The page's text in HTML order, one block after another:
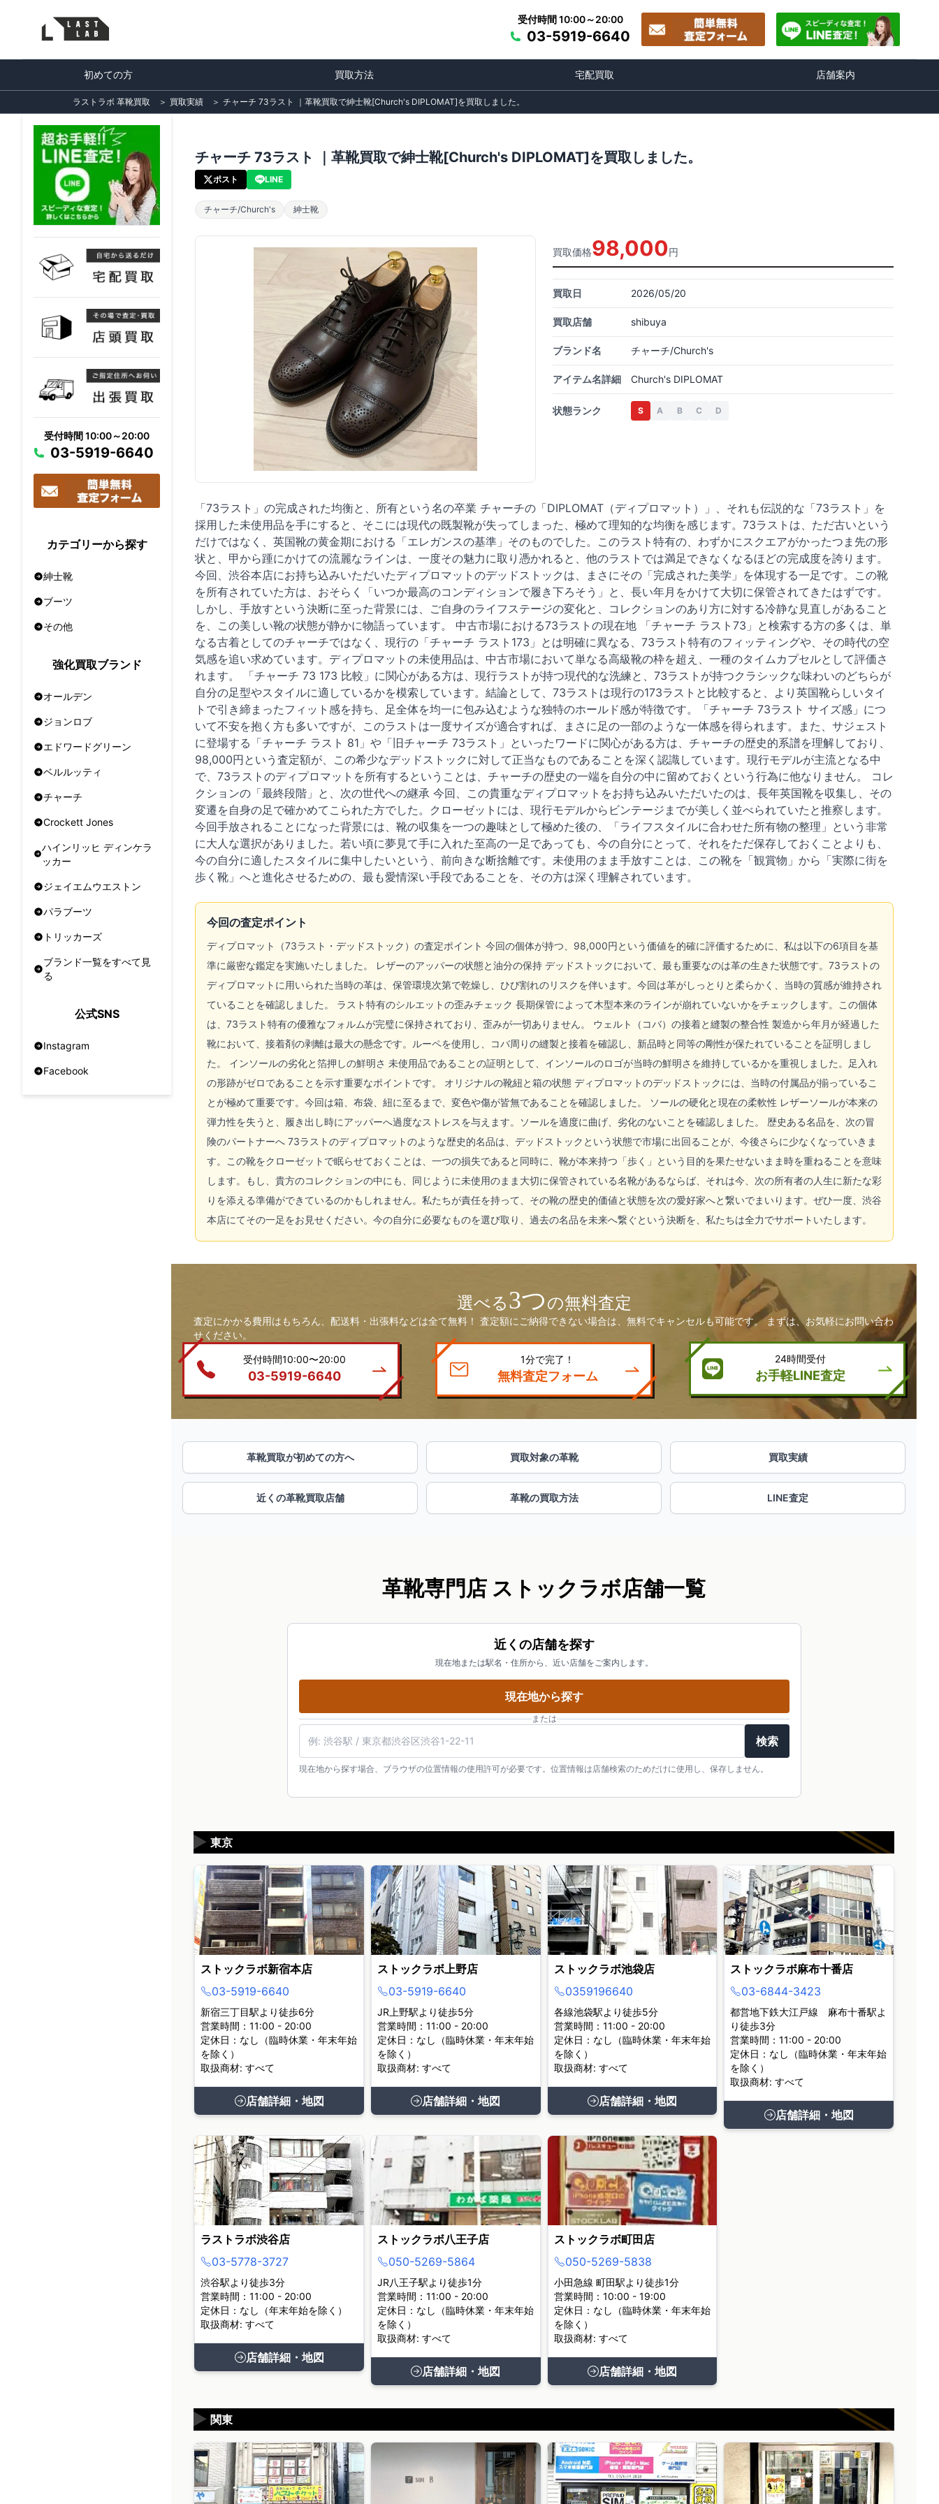
受付時間 10:00～20:00
03-5919-6640
初めての方 買取方法 宅配買取 店舗案内
ラストラボ 革靴買取 ＞ 買取実績 ＞ チャーチ 73ラスト ｜革靴買取で紳士靴[Church's DIPLOMAT]を買取しました。
受付時間 10:00～20:00
03-5919-6640
カテゴリーから探す
紳士靴
ブーツ
その他
強化買取ブランド
オールデン
ジョンロブ
エドワードグリーン
ベルルッティ
チャーチ
Crockett Jones
ハインリッヒ ディンケラ
ッカー
ジェイエムウエストン
パラブーツ
トリッカーズ
ブランド一覧をすべて見
る
公式SNS
Instagram
Facebook
チャーチ 73ラスト ｜革靴買取で紳士靴[Church's DIPLOMAT]を買取しました。
ポスト LINE
チャーチ/Church's 紳士靴
買取価格98,000円
買取日 2026/05/20
買取店舗 shibuya
ブランド名 チャーチ/Church's
アイテム名詳細 Church's DIPLOMAT
状態ランク S A B C D
「73ラスト」の完成された均衡と、所有という名の卒業 チャーチの「DIPLOMAT（ディプロマット）」、それも伝説的な「73ラスト」を
採用した未使用品を手にすると、そこには現代の既製靴が失ってしまった、極めて理知的な均衡を感じます。73ラストは、ただ古いという
だけではなく、英国靴の黄金期における「エレガンスの基準」そのものでした。このラスト特有の、わずかにスクエアがかったつま先の形
状と、甲から踵にかけての流麗なラインは、一度その魅力に取り憑かれると、他のラストでは満足できなくなるほどの完成度を誇ります。
今回、渋谷本店にお持ち込みいただいたディプロマットのデッドストックは、まさにその「完成された美学」を体現する一足です。この靴
を所有されていた方は、おそらく「いつか最高のコンディションで履き下ろそう」と、長い年月をかけて大切に保管されてきたはずです。
しかし、手放すという決断に至った背景には、ご自身のライフステージの変化と、コレクションのあり方に対する冷静な見直しがあること
を、この美しい靴の状態が静かに物語っています。 中古市場における73ラストの現在地 「チャーチ ラスト73」と検索する方の多くは、単
なる古着としてのチャーチではなく、現行の「チャーチ ラスト173」とは明確に異なる、73ラスト特有のフィッティングや、その時代の空
気感を追い求めています。ディプロマットの未使用品は、中古市場において単なる高級靴の枠を超え、一種のタイムカプセルとして評価さ
れます。 「チャーチ 73 173 比較」に関心がある方は、現行ラストが持つ現代的な洗練と、73ラストが持つクラシックな味わいのどちらが
自分の足型やスタイルに適しているかを模索しています。結論として、73ラストは現行の173ラストと比較すると、より英国靴らしいタイ
トで引き締まったフィット感を持ち、足全体を均一に包み込むような独特のホールド感が特徴です。「チャーチ 73ラスト サイズ感」につ
いて不安を抱く方も多いですが、このラストは一度サイズが適合すれば、まさに足の一部のような一体感を得られます。また、サジェスト
に登場する「チャーチ ラスト 81」や「旧チャーチ 73ラスト」といったワードに関心がある方は、チャーチの歴史的系譜を理解しており、
98,000円という査定額が、この希少なデッドストックに対して正当なものであることを深く認識しています。現行モデルが主流となる中
で、73ラストのディプロマットを所有するということは、チャーチの歴史の一端を自分の中に留めておくという行為に他なりません。 コレ
クションの「最終段階」と、次の世代への継承 今回、この貴重なディプロマットをお持ち込みいただいたのは、長年英国靴を収集し、その
変遷を自身の足で確かめてこられた方でした。クローゼットには、現行モデルからビンテージまでが美しく並べられていたと推察します。
今回手放されることになった背景には、靴の収集を一つの趣味として極めた後の、「ライフスタイルに合わせた所有物の整理」という非常
に大人な選択がありました。若い頃に夢見て手に入れた至高の一足であっても、今の自分にとって、それをただ保存しておくことよりも、
今の自分に適したスタイルに集中したいという、前向きな断捨離です。未使用のまま手放すことは、この靴を「観賞物」から「実際に街を
歩く靴」へと進化させるための、最も愛情深い手段であることを、その方は深く理解されています。
今回の査定ポイント
ディプロマット（73ラスト・デッドストック）の査定ポイント 今回の個体が持つ、98,000円という価値を的確に評価するために、私は以下の6項目を基
準に厳密な鑑定を実施いたしました。 レザーのアッパーの状態と油分の保持 デッドストックにおいて、最も重要なのは革の生きた状態です。73ラストの
ディプロマットに用いられた当時の革は、保管環境次第で乾燥し、ひび割れのリスクを伴います。今回は革がしっとりと柔らかく、当時の質感が維持され
ていることを確認しました。 ラスト特有のシルエットの歪みチェック 長期保管によって木型本来のラインが崩れていないかをチェックします。この個体
は、73ラスト特有の優雅なフォルムが完璧に保持されており、歪みが一切ありません。 ウェルト（コバ）の接着と縫製の整合性 製造から年月が経過した
靴において、接着剤の剥離は最大の懸念です。ルーペを使用し、コバ周りの縫製と接着を確認し、新品時と同等の剛性が保たれていることを証明しまし
た。 インソールの劣化と箔押しの鮮明さ 未使用品であることの証明として、インソールのロゴが当時の鮮明さを維持しているかを重視しました。足入れ
の形跡がゼロであることを示す重要なポイントです。 オリジナルの靴紐と箱の状態 ディプロマットのデッドストックには、当時の付属品が揃っているこ
とが極めて重要です。今回は箱、布袋、紐に至るまで、変色や傷が皆無であることを確認しました。 ソールの硬化と現在の柔軟性 レザーソールが本来の
弾力性を失うと、履き出し時にアッパーへ過度なストレスを与えます。ソールを適度に曲げ、劣化のないことを確認しました。 歴史ある名品を、次の冒
険のパートナーへ 73ラストのディプロマットのような歴史的名品は、デッドストックという状態で市場に出回ることが、今後さらに少なくなっていきま
す。この靴をクローゼットで眠らせておくことは、一つの損失であると同時に、靴が本来持つ「歩く」という目的を果たせないまま時を重ねることを意味
します。もし、貴方のコレクションの中にも、同じように未使用のまま大切に保管されている名靴があるならば、それは今、次の所有者の人生に新たな彩
りを添える準備ができているのかもしれません。私たちが責任を持って、その靴の歴史的価値と状態を次の愛好家へと繋いでまいります。ぜひ一度、渋谷
本店にてその一足をお見せください。今の自分に必要なものを選び取り、過去の名品を未来へ繋ぐという決断を、私たちは全力でサポートいたします。
選べる3つの無料査定
査定にかかる費用はもちろん、配送料・出張料などは全て無料！ 査定額にご納得できない場合は、無料でキャンセルも可能です。 まずは、お気軽にお問い合わ
せください。
受付時間10:00〜20:00
03-5919-6640
1分で完了！
無料査定フォーム
24時間受付
お手軽LINE査定
革靴買取が初めての方へ 買取対象の革靴 買取実績
近くの革靴買取店舗 革靴の買取方法 LINE査定
革靴専門店 ストックラボ店舗一覧
近くの店舗を探す
現在地または駅名・住所から、近い店舗をご案内します。
現在地から探す
または
検索
現在地から探す場合、ブラウザの位置情報の使用許可が必要です。位置情報は店舗検索のためだけに使用し、保存しません。
東京
▶
ストックラボ新宿本店
03-5919-6640
新宿三丁目駅より徒歩6分
営業時間：11:00 - 20:00
定休日：なし（臨時休業・年末年始
を除く）
取扱商材: すべて
店舗詳細・地図
ストックラボ上野店
03-5919-6640
JR上野駅より徒歩5分
営業時間：11:00 - 20:00
定休日：なし（臨時休業・年末年始
を除く）
取扱商材: すべて
店舗詳細・地図
ストックラボ池袋店
0359196640
各線池袋駅より徒歩5分
営業時間：11:00 - 20:00
定休日：なし（臨時休業・年末年始
を除く）
取扱商材: すべて
店舗詳細・地図
ストックラボ麻布十番店
03-6844-3423
都営地下鉄大江戸線 麻布十番駅よ
り徒歩3分
営業時間：11:00 - 20:00
定休日：なし（臨時休業・年末年始
を除く）
取扱商材: すべて
店舗詳細・地図
ラストラボ渋谷店
03-5778-3727
渋谷駅より徒歩3分
営業時間：11:00 - 20:00
定休日：なし（年末年始を除く）
取扱商材: すべて
店舗詳細・地図
ストックラボ八王子店
050-5269-5864
JR八王子駅より徒歩1分
営業時間：11:00 - 20:00
定休日：なし（臨時休業・年末年始
を除く）
取扱商材: すべて
店舗詳細・地図
ストックラボ町田店
050-5269-5838
小田急線 町田駅より徒歩1分
営業時間：10:00 - 19:00
定休日：なし（臨時休業・年末年始
を除く）
取扱商材: すべて
店舗詳細・地図
関東
▶